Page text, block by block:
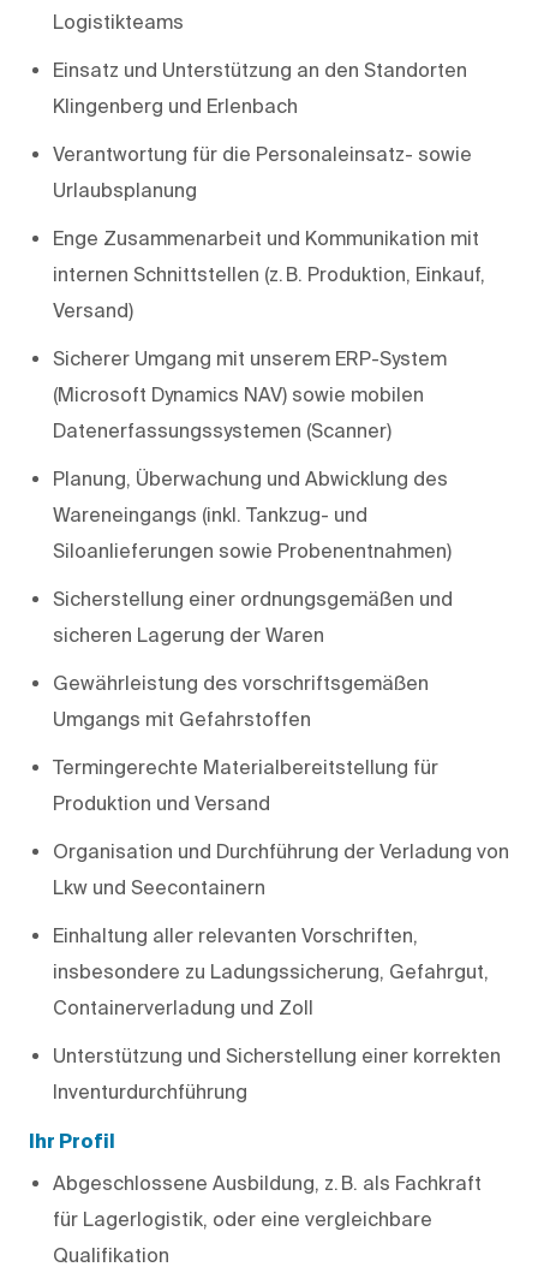
Logistikteams
Einsatz und Unterstützung an den Standorten
Klingenberg und Erlenbach
Verantwortung für die Personaleinsatz- sowie
Urlaubsplanung
Enge Zusammenarbeit und Kommunikation mit
internen Schnittstellen (z. B. Produktion, Einkauf,
Versand)
Sicherer Umgang mit unserem ERP-System
(Microsoft Dynamics NAV) sowie mobilen
Datenerfassungssystemen (Scanner)
Planung, Überwachung und Abwicklung des
Wareneingangs (inkl. Tankzug- und
Siloanlieferungen sowie Probenentnahmen)
Sicherstellung einer ordnungsgemäßen und
sicheren Lagerung der Waren
Gewährleistung des vorschriftsgemäßen
Umgangs mit Gefahrstoffen
Termingerechte Materialbereitstellung für
Produktion und Versand
Organisation und Durchführung der Verladung von
Lkw und Seecontainern
Einhaltung aller relevanten Vorschriften,
insbesondere zu Ladungssicherung, Gefahrgut,
Containerverladung und Zoll
Unterstützung und Sicherstellung einer korrekten
Inventurdurchführung
Ihr Profil
Abgeschlossene Ausbildung, z. B. als Fachkraft
für Lagerlogistik, oder eine vergleichbare
Qualifikation